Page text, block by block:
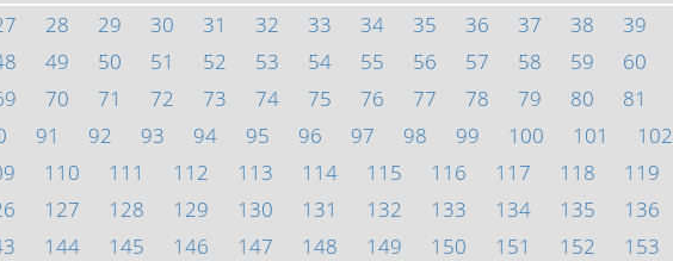
28 29 30 31 32 33 34 35 36 37 38 39
49 50 51 52 53 54 55 56 57 58 59 60
70 71 72 73 74 75 76 77 78 79 80 81
91 92 93 94 95 96 97 98 99 100 101 102
110 111 112 113 114 115 116 117 118 119
127 128 129 130 131 132 133 134 135 136
144 145 146 147 148 149 150 151 152 153